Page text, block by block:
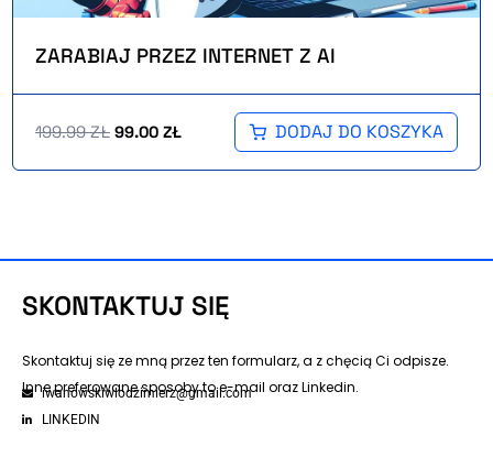
ZARABIAJ PRZEZ INTERNET Z AI
199.99ZŁ 99.00 ZŁ DODAJ DO KOSZYKA
SKONTAKTUJ SIĘ
Skontaktuj się ze mną przez ten formularz, a z chęcią Ci odpisze.
Inne preferowane sposoby to e-mail oraz Linkedin.
iwanowskiwlodzimierz@gmail.com
LINKEDIN